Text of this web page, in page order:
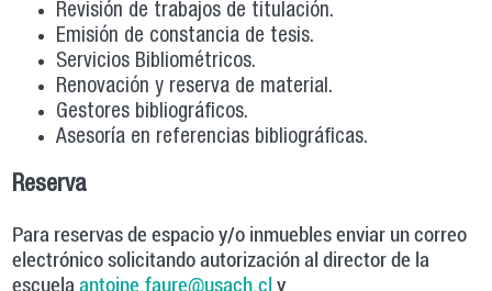
Revisión de trabajos de titulación.
Emisión de constancia de tesis.
Servicios Bibliométricos.
Renovación y reserva de material.
Gestores bibliográficos.
Asesoría en referencias bibliográficas.
Reserva
Para reservas de espacio y/o inmuebles enviar un correo
electrónico solicitando autorización al director de la
escuelaantoine.faure@usach.cly